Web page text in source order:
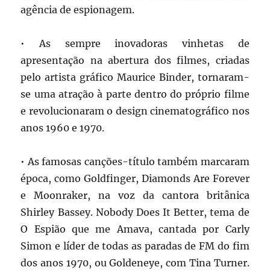
agência de espionagem.
• As sempre inovadoras vinhetas de
apresentação na abertura dos filmes, criadas
pelo artista gráfico Maurice Binder, tornaram-
se uma atração à parte dentro do próprio filme
e revolucionaram o design cinematográfico nos
anos 1960 e 1970.
• As famosas canções-título também marcaram
época, como Goldfinger, Diamonds Are Forever
e Moonraker, na voz da cantora britânica
Shirley Bassey. Nobody Does It Better, tema de
O Espião que me Amava, cantada por Carly
Simon e líder de todas as paradas de FM do fim
dos anos 1970, ou Goldeneye, com Tina Turner.